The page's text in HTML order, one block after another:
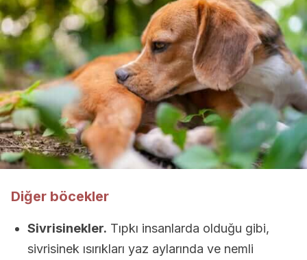
Diğer böcekler
Sivrisinekler. Tıpkı insanlarda olduğu gibi,
sivrisinek ısırıkları yaz aylarında ve nemli